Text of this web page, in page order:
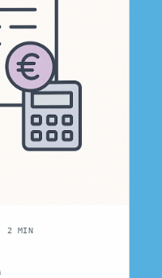
2 MIN